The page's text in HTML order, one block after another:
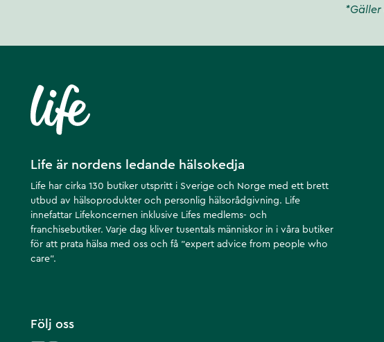
Life är nordens ledande hälsokedja
Life har cirka 130 butiker utspritt i Sverige och Norge med ett brett
utbud av hälsoprodukter och personlig hälsorådgivning. Life
innefattar Lifekoncernen inklusive Lifes medlems- och
franchisebutiker. Varje dag kliver tusentals människor in i våra butiker
för att prata hälsa med oss och få ”expert advice from people who
care”.
Följ oss